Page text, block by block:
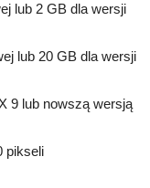
lub 2 GB dla wersji
lub 20 GB dla wersji
9 lub nowszą wersją
pikseli